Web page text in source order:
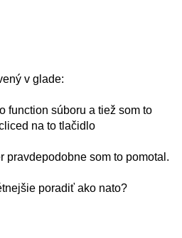
v glade:
function súboru a tiež som to
na to tlačidlo
pravdepodobne som to pomotal.
poradiť ako nato?